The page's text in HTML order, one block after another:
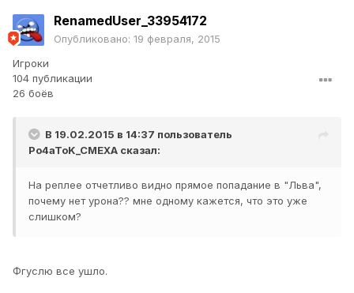
RenamedUser_33954172
Опубликовано: 19 февраля, 2015
Игроки
104 публикации
26 боёв
В 19.02.2015 в 14:37 пользователь
Po4aToK_CMEXA сказал:
На реплее отчетливо видно прямое попадание в "Льва",
почему нет урона?? мне одному кажется, что это уже
слишком?
Фгуслю все ушло.